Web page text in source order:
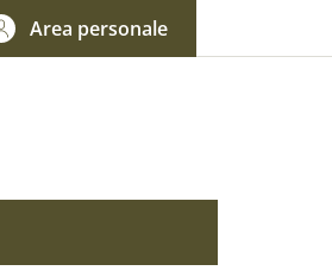
CURRENT LANGUAGE
Area personale